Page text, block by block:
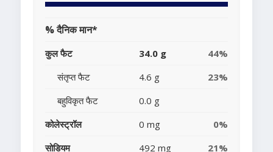
% दैनिक मान*
कुल फैट 34.0 g
44%
संतृप्त फैट
4.6 g
23%
बहुविकृत फैट
0.0 g
कोलेस्ट्रॉल
0 mg
0%
सोडियम
492 mg 21%